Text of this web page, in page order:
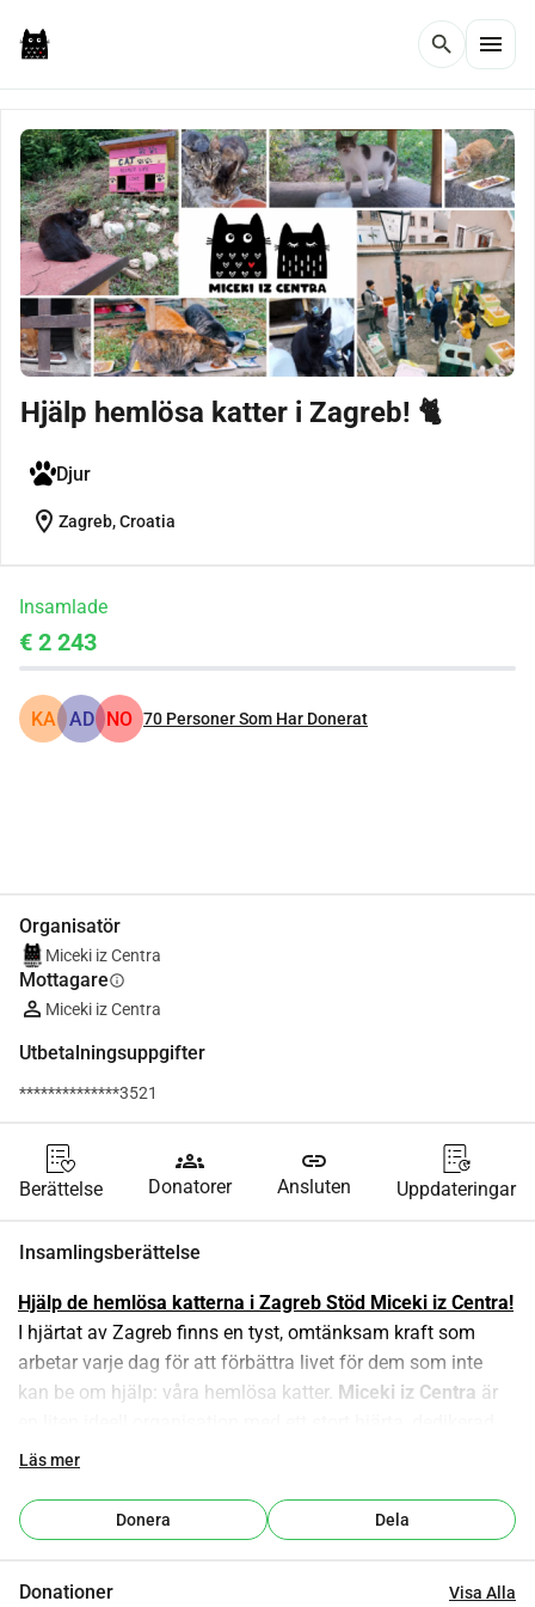
search menu
Hjälp hemlösa katter i Zagreb! 🐈
Djur
location_on Zagreb, Croatia
Insamlade
€ 2 243
KA AD NO 70 Personer Som Har Donerat
Organisatör
Miceki iz Centra
Mottagareinfo
Miceki iz Centra
Utbetalningsuppgifter
**************3521
Berättelse
groups
Donatorer
link
Ansluten Uppdateringar
Insamlingsberättelse
Hjälp de hemlösa katterna i Zagreb Stöd Miceki iz Centra!
I hjärtat av Zagreb finns en tyst, omtänksam kraft som
arbetar varje dag för att förbättra livet för dem som inte
kan be om hjälp: våra hemlösa katter. Miceki iz Centra är
till att rädda, mata, behandla och skydda hemlösa katter
Vi tar hand om ungefär sextio hemlösa katter några av
dem skadade, övergivna, hungriga eller sjuka. Från
och säkra skydd, går varje euro vi samlar in direkt till att ge
Läs mer
Donera Dela
Donationer Visa Alla